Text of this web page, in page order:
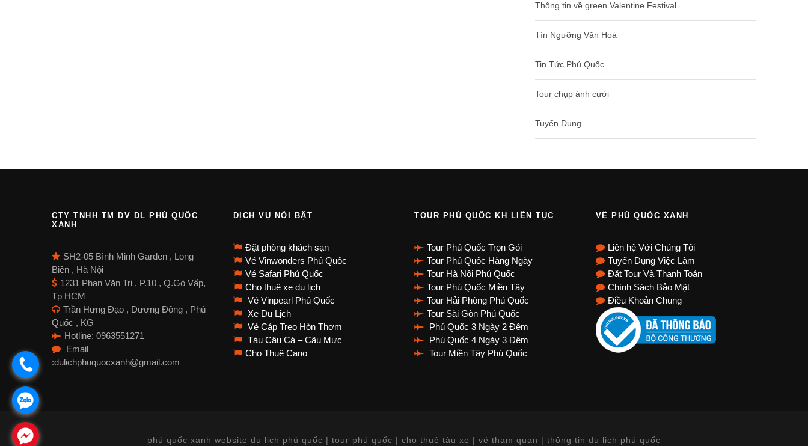
Thông tin về green Valentine Festival
Tín Ngưỡng Văn Hoá
Tin Tức Phú Quốc
Tour chụp ảnh cưới
Tuyển Dụng
CTY TNHH TM DV DL PHÚ QUỐC
XANH
SH2-05 Bình Minh Garden , Long
Biên , Hà Nội
1231 Phan Văn Trị , P.10 , Q.Gò Vấp,
Tp HCM
Trần Hưng Đạo , Dương Đông , Phú
Quốc , KG
Hotline: 0963551271
Email
:dulichphuquocxanh@gmail.com
DỊCH VỤ NỔI BẬT
Đặt phòng khách sạn
Vé Vinwonders Phú Quốc
Vé Safari Phú Quốc
Cho thuê xe du lịch
Vé Vinpearl Phú Quốc
Xe Du Lịch
Vé Cáp Treo Hòn Thơm
Tàu Câu Cá – Câu Mực
Cho Thuê Cano
TOUR PHÚ QUỐC KH LIÊN TỤC
Tour Phú Quốc Trọn Gói
Tour Phú Quốc Hàng Ngày
Tour Hà Nội Phú Quốc
Tour Phú Quốc Miền Tây
Tour Hải Phòng Phú Quốc
Tour Sài Gòn Phú Quốc
Phú Quốc 3 Ngày 2 Đêm
Phú Quốc 4 Ngày 3 Đêm
Tour Miền Tây Phú Quốc
VỀ PHÚ QUỐC XANH
Liên hệ Với Chúng Tôi
Tuyển Dụng Việc Làm
Đặt Tour Và Thanh Toán
Chính Sách Bảo Mật
Điều Khoản Chung
phú quốc xanh website du lịch phú quốc | tour phú quốc | cho thuê tàu xe | vé tham quan | thông tin du lịch phú quốc
.
.
.